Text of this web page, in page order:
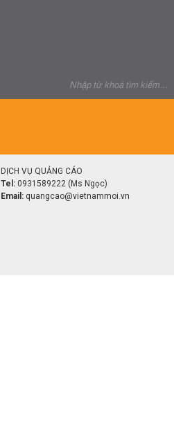
DỊCH VỤ QUẢNG CÁO
Tel: 0931589222 (Ms Ngọc)
Email: quangcao@vietnammoi.vn